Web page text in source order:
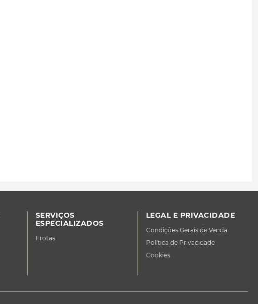
SERVIÇOS
ESPECIALIZADOS
Frotas
LEGAL E PRIVACIDADE
Condições Gerais de Venda
Política de Privacidade
Cookies